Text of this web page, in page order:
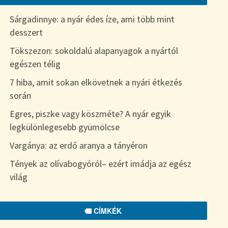
Sárgadinnye: a nyár édes íze, ami több mint
desszert
Tökszezon: sokoldalú alapanyagok a nyártól
egészen télig
7 hiba, amit sokan elkövetnek a nyári étkezés
során
Egres, piszke vagy köszméte? A nyár egyik
legkülönlegesebb gyümölcse
Vargánya: az erdő aranya a tányéron
Tények az olívabogyóról– ezért imádja az egész
világ
CÍMKÉK